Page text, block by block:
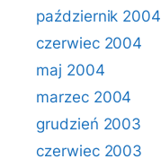
październik 2004
czerwiec 2004
maj 2004
marzec 2004
grudzień 2003
czerwiec 2003